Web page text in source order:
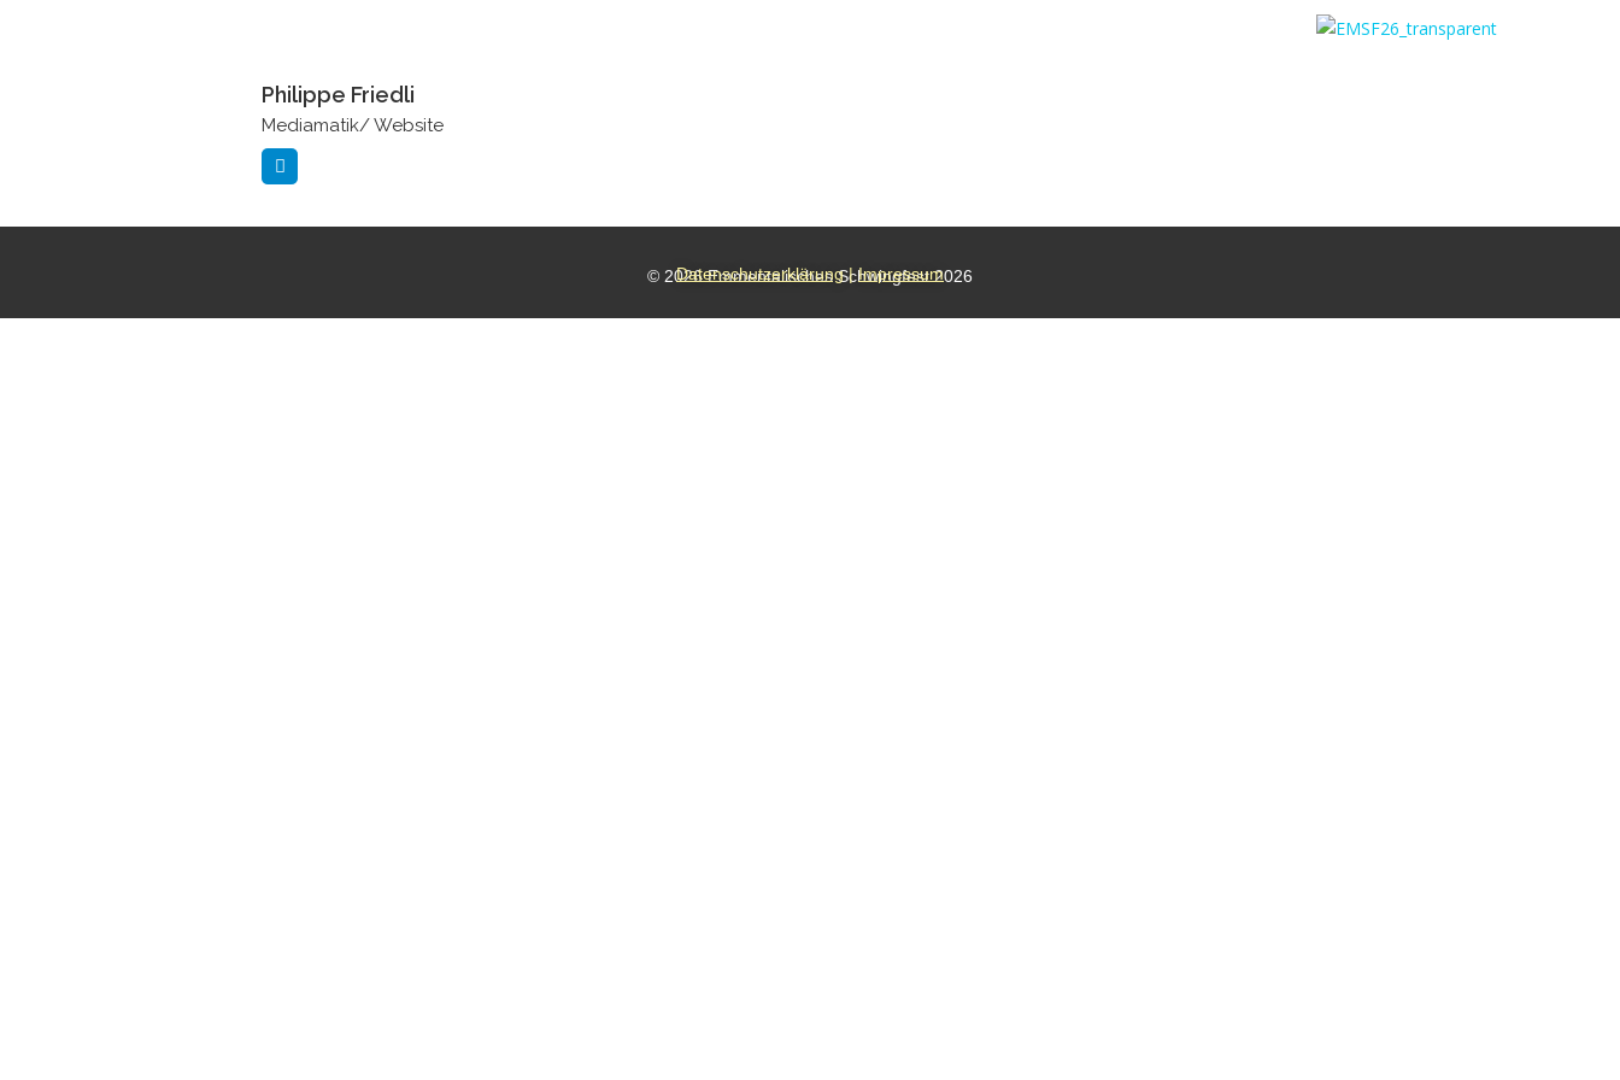
Philippe Friedli
Mediamatik/ Website
© 2026 Emmentalisches Schwingfest 2026
Datenschutzerklärung|Impressum